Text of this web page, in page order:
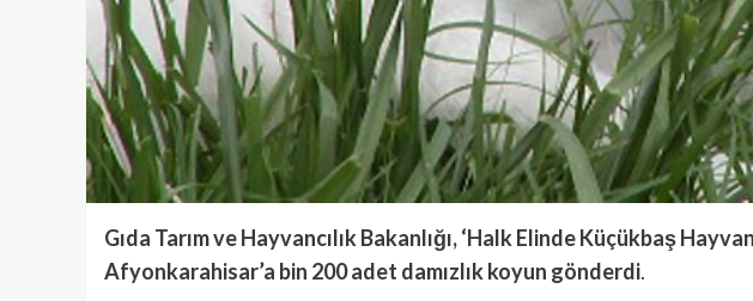
Gıda Tarım ve Hayvancılık Bakanlığı, ‘Halk Elinde Küçükbaş
Afyonkarahisar’a bin 200 adet damızlık koyun gönderdi.